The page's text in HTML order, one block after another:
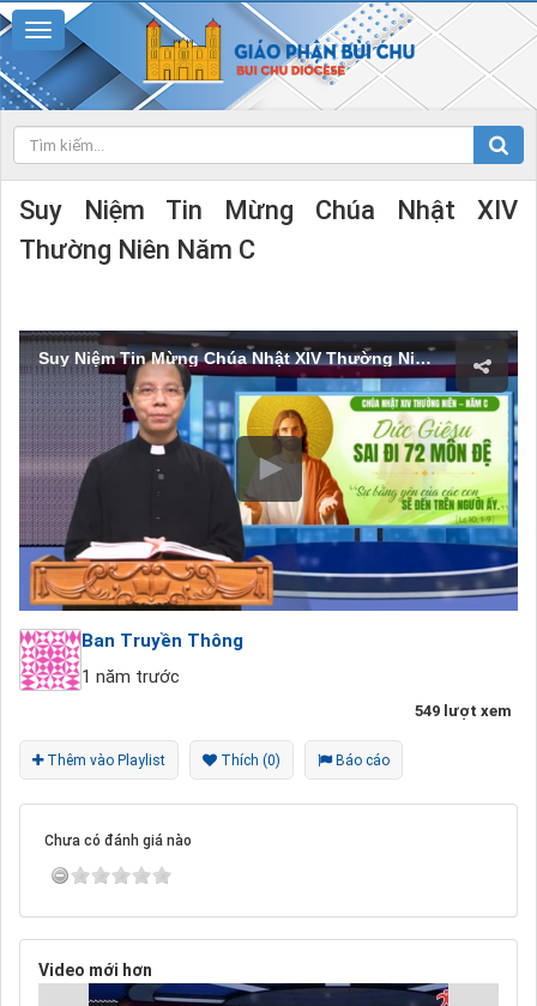
Suy Niệm Tin Mừng Chúa Nhật XIV
Thường Niên Năm C
Suy Niệm Tin Mừng Chúa Nhật XIV Thường Niên Năm C
Ban Truyền Thông
1 năm trước
549 lượt xem
Thêm vào Playlist Thích (0) Báo cáo
Chưa có đánh giá nào
Video mới hơn